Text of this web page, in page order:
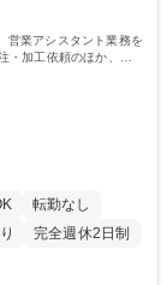
営業アシスタント業務を
・加工依頼のほか、電
転勤なし
完全週休2日制